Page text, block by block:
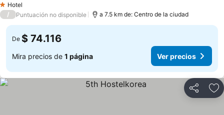
1 Estrellas
Hotel
/ Puntuación no disponible a 7.5 km de: Centro de la ciudad
De $ 74.116
Mira precios de 1 página Ver precios
Compartir